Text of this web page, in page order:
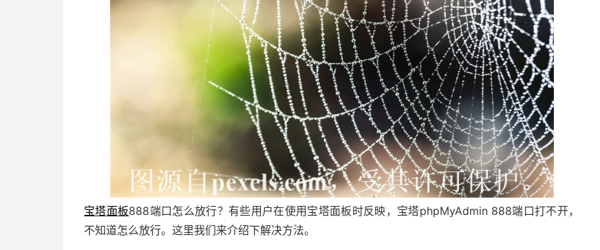
宝塔面板888端口怎么放行？有些用户在使用宝塔面板时反映，宝塔phpMyAdmin 888端口打不开，
不知道怎么放行。这里我们来介绍下解决方法。